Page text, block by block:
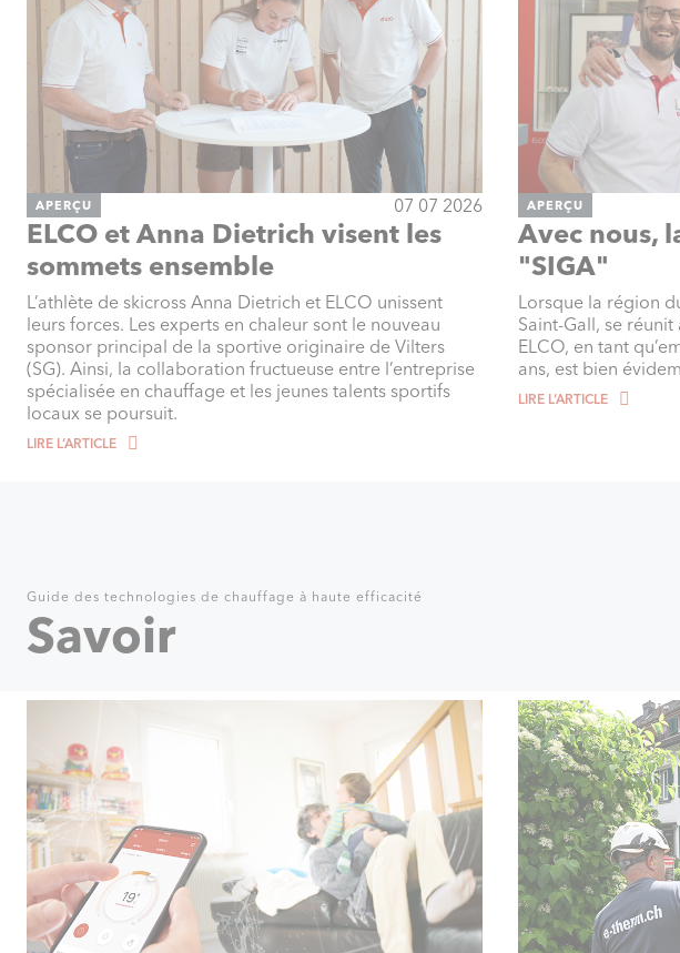
APERÇU 07 07 2026
ELCO et Anna Dietrich visent les
sommets ensemble
L’athlète de skicross Anna Dietrich et ELCO unissent
leurs forces. Les experts en chaleur sont le nouveau
sponsor principal de la sportive originaire de Vilters
(SG). Ainsi, la collaboration fructueuse entre l’entreprise
spécialisée en chauffage et les jeunes talents sportifs
locaux se poursuit.
LIRE L‘ARTICLE
APERÇU
Avec nous,
"SIGA"
Lorsque la région
Saint-Gall, se réunit
ELCO, en tant
ans, est bien
LIRE L‘ARTICLE
Guide des technologies de chauffage à haute efficacité
Savoir